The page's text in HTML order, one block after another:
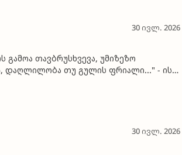
30 ივლ. 2026
გამოა თავბრუსხვევა, უმიზეზო
დაღლილობა თუ გულის ფრიალი..." - ის,
30 ივლ. 2026